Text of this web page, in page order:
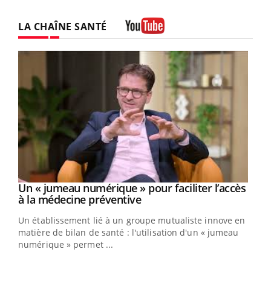
LA CHAÎNE SANTÉ
Youtube
Un « jumeau numérique » pour faciliter l’accès
à la médecine préventiveYoutube
Un établissement lié à un groupe mutualiste innove en
matière de bilan de santé : l'utilisation d'un « jumeau
numérique » permet ...